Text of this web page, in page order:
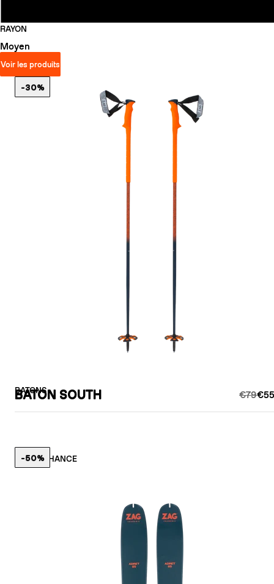
RAYON
Moyen
Voir les produits
BATONS
BATON SOUTH €79
-30%
LAST CHANCE
-50%